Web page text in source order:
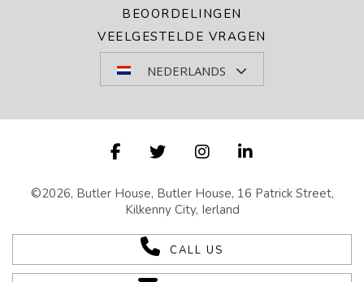
BEOORDELINGEN
VEELGESTELDE VRAGEN
NEDERLANDS
©2026, Butler House, Butler House, 16 Patrick Street,
Kilkenny City, Ierland
CALL US